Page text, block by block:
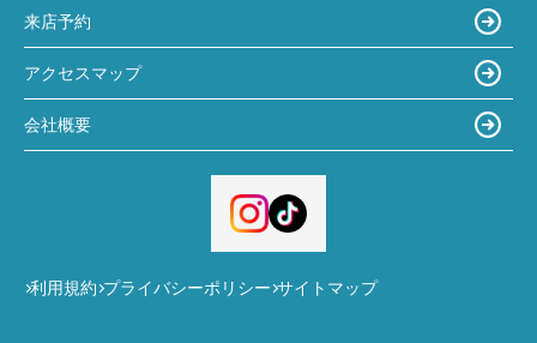
来店予約
アクセスマップ
会社概要
利用規約 プライバシーポリシー サイトマップ